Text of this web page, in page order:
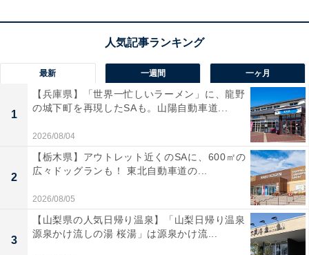
やウィンタースポーツを企画すると、盛り上がりそう。
告白をするなら、見晴らしのいい場所で。ライトアッ
ラッキーポイント……ブルーグレー、ロングコー
最新 一週間 一ヶ月
1
【兵庫県】「世界一忙しいラーメン」に、龍野
の城下町を再現したSAも。山陽自動車道...
2026/08/04
2
【栃木県】アウトレット近くのSAに、600㎡の
広々ドッグランも！ 東北自動車道の...
2026/08/05
3
【山梨県の人気日帰り温泉】「山梨日帰り温泉
源泉かけ流しの湯 桜湯」は源泉かけ流...